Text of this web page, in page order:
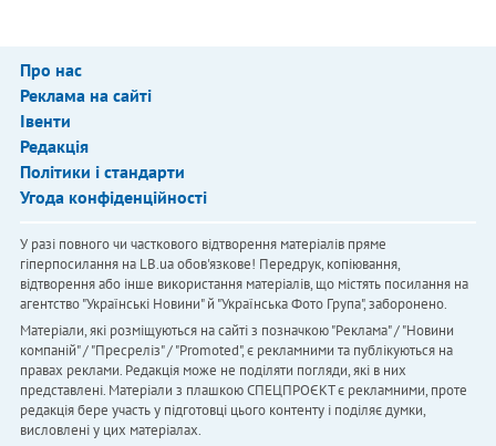
Про нас
Реклама на сайті
Івенти
Редакція
Політики і стандарти
Угода конфіденційності
У разі повного чи часткового відтворення матеріалів пряме
гіперпосилання на LB.ua обов'язкове! Передрук, копіювання,
відтворення або інше використання матеріалів, що містять посилання на
агентство "Українськi Новини" й "Українська Фото Група", заборонено.
Матеріали, які розміщуються на сайті з позначкою "Реклама" / "Новини
компаній" / "Пресреліз" / "Promoted", є рекламними та публікуються на
правах реклами. Редакція може не поділяти погляди, які в них
представлені. Матеріали з плашкою СПЕЦПРОЄКТ є рекламними, проте
редакція бере участь у підготовці цього контенту і поділяє думки,
висловлені у цих матеріалах.